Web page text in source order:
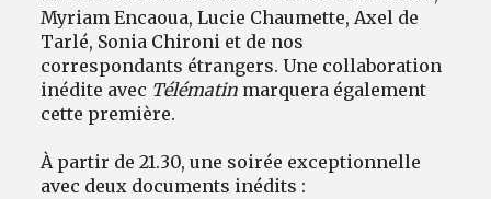
Myriam Encaoua, Lucie Chaumette, Axel de
Tarlé, Sonia Chironi et de nos
correspondants étrangers. Une collaboration
inédite avec Télématin marquera également
cette première.
À partir de 21.30, une soirée exceptionnelle
avec deux documents inédits :